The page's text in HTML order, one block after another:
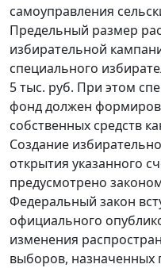
самоуправления
Предельный размер
избирательной
специального
5 тыс. руб. При этом
фонд должен
собственных средств
Создание
открытия указанного
предусмотрено
Федеральный закон
официального
изменения
выборов, назначенных